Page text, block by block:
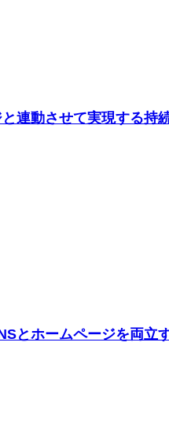
連動させて実現する持
とホームページを両立